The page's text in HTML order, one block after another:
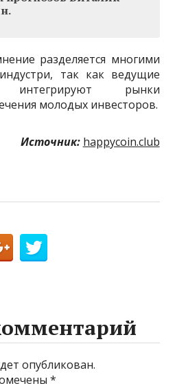
разделяется многими
так как ведущие
интегрируют рынки
молодых инвесторов.
Источник: happycoin.club
опубликован.
*